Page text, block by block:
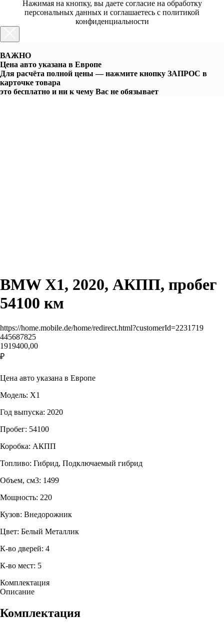
Нажимая на кнопку, вы даете согласие на обработку
персональных данных и соглашаетесь c политикой
конфиденциальности
ВАЖНО
Цена авто указана в Европе
Для расчёта полной цены — нажмите кнопку ЗАПРОС в
карточке товара
это бесплатно и ни к чему Вас не обязывает
BMW X1, 2020, АКПП, пробег
54100 км
https://home.mobile.de/home/redirect.html?customerId=2231719
445687825
1919400,00
₽
Цена авто указана в Европе
Модель: X1
Год выпуска: 2020
Пробег: 54100
Коробка: АКПП
Топливо: Гибрид, Подключаемый гибрид
Объем, см3: 1499
Мощность: 220
Кузов: Внедорожник
Цвет: Белый Металлик
К-во дверей: 4
К-во мест: 5
Комплектация
Описание
Комплектация